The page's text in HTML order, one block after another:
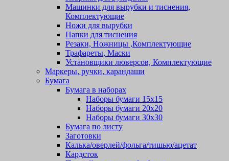
Машинки для вырубки и тиснения,
Комплектующие
Ножи для вырубки
Папки для тиснения
Резаки, Ножницы ,Комплектующие
Трафареты, Маски
Установщики люверсов, Комплектующие
Маркеры, ручки, карандаши
Бумага
Бумага в наборах
Наборы бумаги 15х15
Наборы бумаги 20х20
Наборы бумаги 30х30
Бумага по листу
Заготовки
Калька/оверлей/фольга/тишью/ацетат
Кардсток